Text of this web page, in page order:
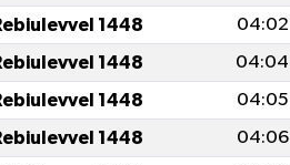
1448 04:02
1448 04:04
1448 04:05
1448 04:06